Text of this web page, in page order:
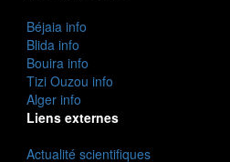
Béjaia info
Blida info
Bouira info
Tizi Ouzou info
Alger info
Liens externes
Actualité scientifiques